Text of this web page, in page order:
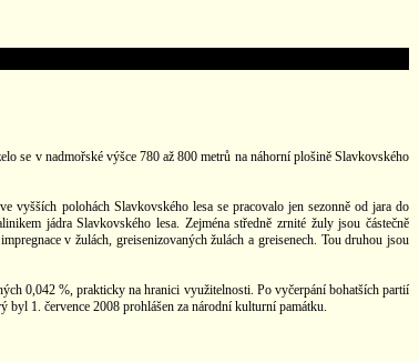
se v nadmořské výšce 780 až 800 metrů na náhorní plošině Slavkovského
vyšších polohách Slavkovského lesa se pracovalo jen sezonně od jara do
jádra Slavkovského lesa. Zejména středně zrnité žuly jsou částečně
v žulách, greisenizovaných žulách a greisenech. Tou druhou jsou
0,042 %, prakticky na hranici využitelnosti. Po vyčerpání bohatších partií
byl 1. července 2008 prohlášen za národní kulturní památku.